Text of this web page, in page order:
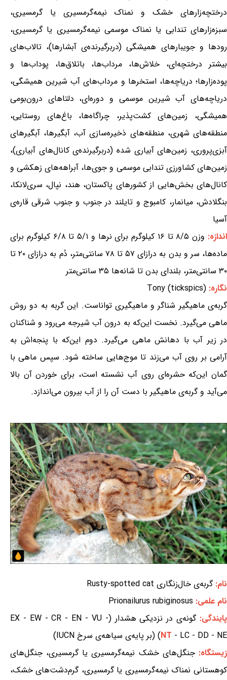
درختچه‌زارهای خشک و نمناک نیمه‌گرمسیری یا گرمسیری،
سبزه‌زارهای تندابی یا نمناک موسمی نیمه‌گرمسیری یا گرمسیری،
رودها و جویبارهای همیشگی (دربرگیرنده‌ی آبشارها)، تالاب‌های
بیشتر درختچه‌ای، خلاش‌ها، مرداب‌ها، باتلاق‌ها، پوداب‌ها و
پوده‌زارها؛ دریاچه‌ها، استخرها و مرداب‌های آب شیرین همیشگی،
دریاچه‌های آب شیرین موسمی و دوره‌ای، دلتاهای درون‌بومی
همیشگی، زمین‌های کشت‌پذیر، چراگاه‌ها، باغ‌های روستایی،
منطقه‌های شهری، منطقه‌های ذخیره‌سازی آب، آبگیرها، آبگیرهای
آبزی‌پروری، زمین‌های آبیاری شده (دربرگیرنده‌ی کانال‌های آبیاری)،
زمین‌های کشاورزی تندابی موسمی و جوی‌ها، آبراهه‌های زهکشی و
کانال‌های بخش‌هایی از کشورهای پاکستان، هند، نپال، سری‌لانکا،
بنگلادش، میانمار، کامبوج و تایلند در جنوب و جنوب شرقی قاره‌ی
آسیا
اندازه:
وزن ۸/۵ تا ۱۶ کیلوگرم برای نرها و ۵/۱ تا ۶/۸ کیلوگرم برای
ماده‌ها، سر و بدن به درازای ۵۷ تا ۷۸ سانتی‌متر، دُم به درازای ۲۰ تا
۳۰ سانتی‌متر، بلندای بدن تا شانه‌ها ۳۵ سانتی‌متر
نگاره: Tony (tickspics)
گربه‌ی ماهیگیر شناگر و ماهیگیری تواناست. این گربه به دو روش
ماهی می‌گیرد. نخست این‌که به درون آب شیرجه می‌رود و شناکنان
در زیر آب با دهانش ماهی می‌گیرد. دوم این‌که با پنجه‌اش به
آرامی بر روی آب می‌زند تا موج‌هایی ساخته شود. سپس ماهی با
گمان این‌که حشره‌ای روی آب نشسته است، برای خوردن آن بالا
می‌آید و گربه‌ی ماهیگیر با دست آن را از آب بیرون می‌اندازد.
نام:گربه‌ی خال‌زنگاری Rusty-spotted cat
نام علمی: Prionailurus rubiginosus
پایندگی:گونه‌ی در نزدیکی هشدار (EX - EW - CR - EN - VU -
NT - LC - DD - NE) (بر پایه‌ی سیاهه‌ی سرخ IUCN)
زیستگاه:جنگل‌های خشک نیمه‌گرمسیری یا گرمسیری، جنگل‌های
کوهستانی نمناک نیمه‌گرمسیری یا گرمسیری، گرم‌دشت‌های خشک،